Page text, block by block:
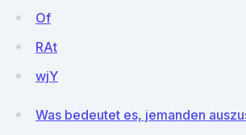
Of
RAt
wjY
Was bedeutet es, jemanden